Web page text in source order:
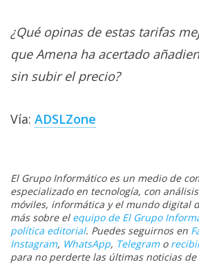
¿Qué opinas de estas tarifas
que Amena ha acertado
sin subir el precio?
Vía: ADSLZone
El Grupo Informático es un medio de
especializado en tecnología, con
móviles, informática y el mundo digital
más sobre el equipo de El Grupo
política editorial. Puedes seguirnos en
Instagram, WhatsApp, Telegramo
para no perderte las últimas noticias de